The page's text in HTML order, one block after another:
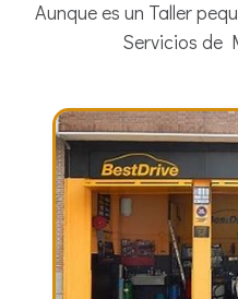
Aunque es un Taller
Servicios de